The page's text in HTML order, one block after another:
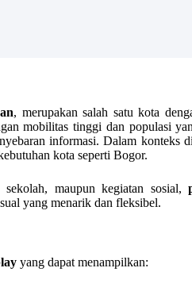
, merupakan salah satu kota
mobilitas tinggi dan populasi
informasi. Dalam konteks
kota seperti Bogor.
maupun kegiatan sosial,
yang menarik dan fleksibel.
yang dapat menampilkan: